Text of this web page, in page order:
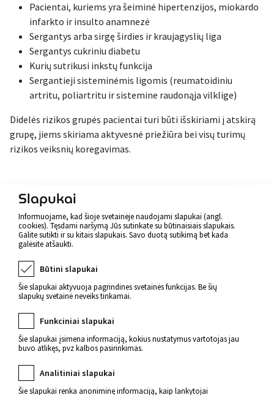
Pacientai, kuriems yra šeiminė hipertenzijos, miokardo
infarkto ir insulto anamnezė
Sergantys arba sirgę širdies ir kraujagyslių liga
Sergantys cukriniu diabetu
Kurių sutrikusi inkstų funkcija
Sergantieji sisteminėmis ligomis (reumatoidiniu
artritu, poliartritu ir sistemine raudonąja vilklige)
Didelės rizikos grupės pacientai turi būti išskiriami į atskirą
grupę, jiems skiriama aktyvesnė priežiūra bei visų turimų
rizikos veiksnių koregavimas.
Atgal
Naujienos apie sveikatą
Slapukai
Informuojame, kad šioje svetainėje naudojami slapukai (angl.
cookies). Tęsdami naršymą Jūs sutinkate su būtinaisiais slapukais.
Galite sutikti ir su kitais slapukais. Savo duotą sutikimą bet kada
galėsite atšaukti.
Būtini slapukai
Šie slapukai aktyvuoja pagrindines svetainės funkcijas. Be šių
slapukų svetainė neveiks tinkamai.
Funkciniai slapukai
Šie slapukai įsimena informaciją, kokius nustatymus vartotojas jau
buvo atlikęs, pvz kalbos pasirinkimas.
Analitiniai slapukai
Šie slapukai renka anoniminę informaciją, kaip lankytojai